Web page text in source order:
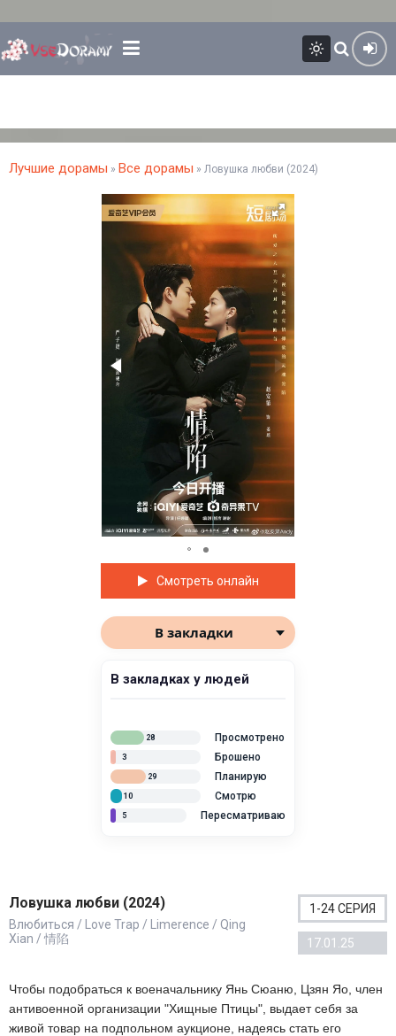
Лучшие дорамы » Все дорамы » Ловушка любви (2024)
Смотреть онлайн
В закладки
В закладках у людей
Просмотрено
28
Брошено
3
Планирую
29
Смотрю
10
Пересматриваю
5
Ловушка любви (2024)
Влюбиться / Love Trap / Limerence / Qing
Xian / 情陷
1-24 СЕРИЯ
17.01.25
Чтобы подобраться к военачальнику Янь Сюаню, Цзян Яо, член
антивоенной организации "Хищные Птицы", выдает себя за
живой товар на подпольном аукционе, надеясь стать его